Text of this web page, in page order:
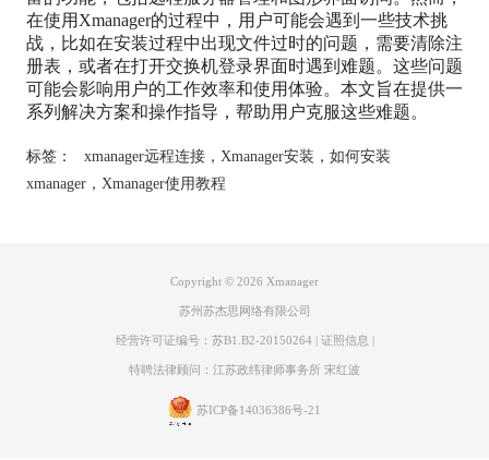
在使用Xmanager的过程中，用户可能会遇到一些技术挑
战，比如在安装过程中出现文件过时的问题，需要清除注
册表，或者在打开交换机登录界面时遇到难题。这些问题
可能会影响用户的工作效率和使用体验。本文旨在提供一
系列解决方案和操作指导，帮助用户克服这些难题。
标签： xmanager远程连接， Xmanager安装 ， 如何安装
xmanager， Xmanager使用教程
Copyright © 2026 Xmanager
苏州苏杰思网络有限公司
经营许可证编号：苏B1.B2-20150264| 证照信息 |
特聘法律顾问：江苏政纬律师事务所 宋红波
苏ICP备14036386号-21